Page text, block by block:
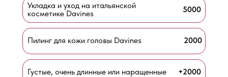
Густые, очень длинные или наращенные +2000
Пилинг для кожи головы Davines 2000
Укладка и уход на итальянской
косметике Davines
5000